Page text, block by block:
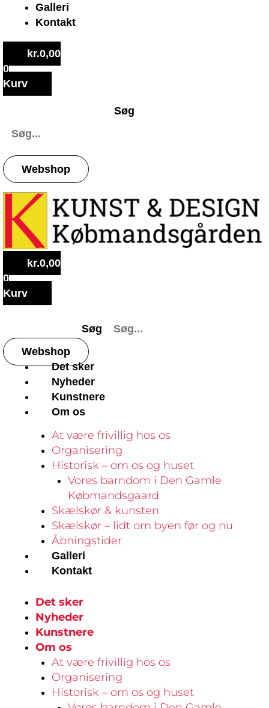
Galleri
Kontakt
kr.0,00
0
Kurv
Søg
Webshop
kr.0,00
0
Kurv
Søg
Webshop
Det sker
Nyheder
Kunstnere
Om os
At være frivillig hos os
Organisering
Historisk – om os og huset
Vores barndom i Den Gamle
Købmandsgaard
Skælskør & kunsten
Skælskør – lidt om byen før og nu
Åbningstider
Galleri
Kontakt
Det sker
Nyheder
Kunstnere
Om os
At være frivillig hos os
Organisering
Historisk – om os og huset